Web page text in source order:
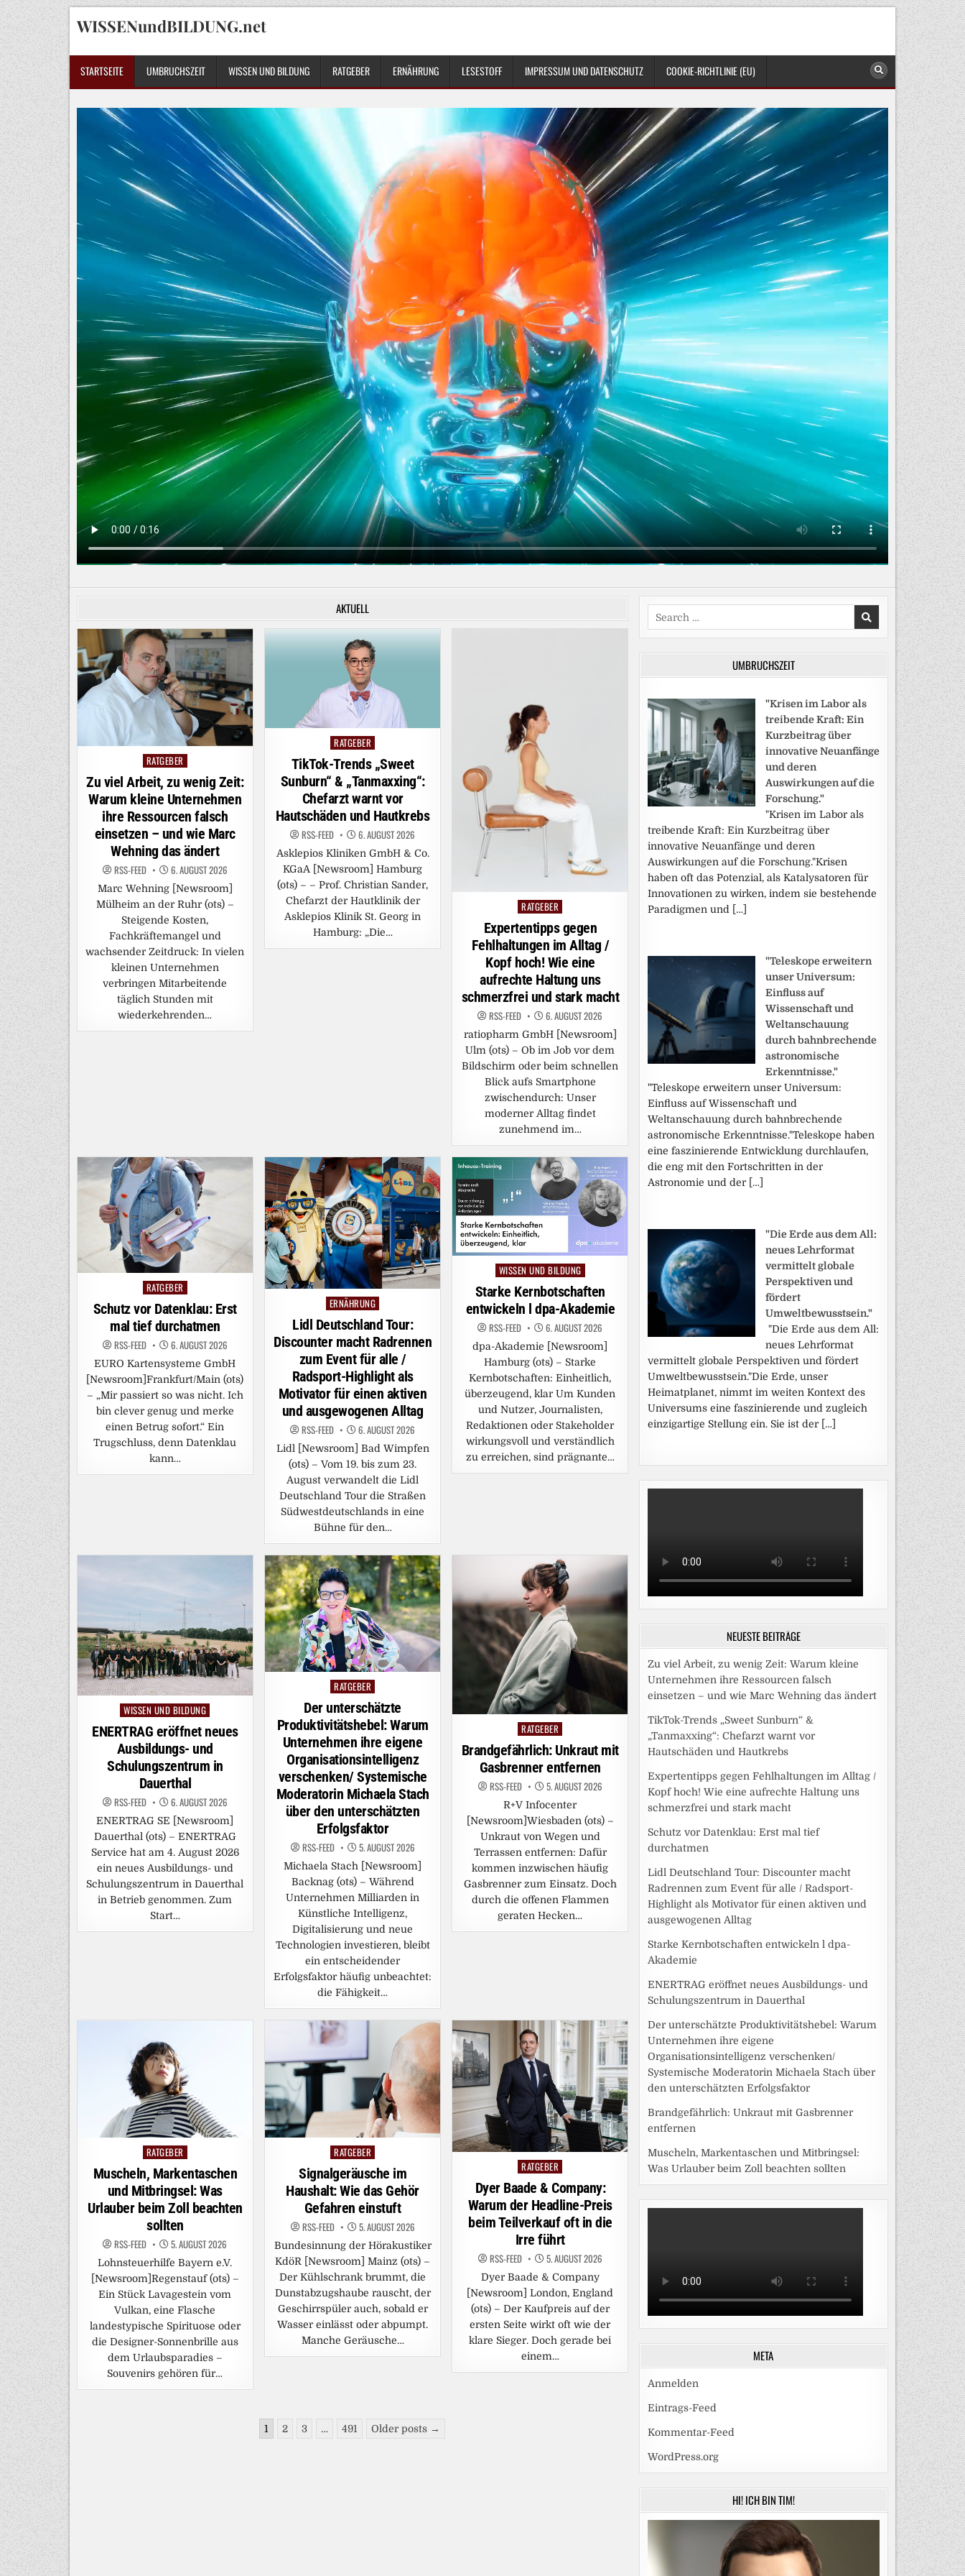
Skip
to
content
WISSENundBILDUNG.net
STARTSEITE UMBRUCHSZEIT WISSEN UND BILDUNG RATGEBER ERNÄHRUNG LESESTOFF IMPRESSUM UND DATENSCHUTZ COOKIE-RICHTLINIE (EU)
AKTUELL
Posted
in
RATGEBER
Zu viel Arbeit, zu wenig Zeit:
Warum kleine Unternehmen
ihre Ressourcen falsch
einsetzen – und wie Marc
Wehning das ändert
RSS-FEED 6. AUGUST 2026
Marc Wehning [Newsroom]
Mülheim an der Ruhr (ots) –
Steigende Kosten,
Fachkräftemangel und
wachsender Zeitdruck: In vielen
kleinen Unternehmen
verbringen Mitarbeitende
täglich Stunden mit
wiederkehrenden…
Posted
in
RATGEBER
TikTok-Trends „Sweet
Sunburn“ & „Tanmaxxing“:
Chefarzt warnt vor
Hautschäden und Hautkrebs
RSS-FEED 6. AUGUST 2026
Asklepios Kliniken GmbH & Co.
KGaA [Newsroom] Hamburg
(ots) – – Prof. Christian Sander,
Chefarzt der Hautklinik der
Asklepios Klinik St. Georg in
Hamburg: „Die…
Posted
in
RATGEBER
Expertentipps gegen
Fehlhaltungen im Alltag /
Kopf hoch! Wie eine
aufrechte Haltung uns
schmerzfrei und stark macht
RSS-FEED 6. AUGUST 2026
ratiopharm GmbH [Newsroom]
Ulm (ots) – Ob im Job vor dem
Bildschirm oder beim schnellen
Blick aufs Smartphone
zwischendurch: Unser
moderner Alltag findet
zunehmend im…
Posted
RATGEBER
Schutz vor Datenklau: Erst
mal tief durchatmen
RSS-FEED 6. AUGUST 2026
EURO Kartensysteme GmbH
[Newsroom]Frankfurt/Main (ots)
– „Mir passiert so was nicht. Ich
bin clever genug und merke
einen Betrug sofort.“ Ein
Trugschluss, denn Datenklau
kann…
Posted
ERNÄHRUNG
Lidl Deutschland Tour:
Discounter macht Radrennen
zum Event für alle /
Radsport-Highlight als
Motivator für einen aktiven
und ausgewogenen Alltag
RSS-FEED 6. AUGUST 2026
Lidl [Newsroom] Bad Wimpfen
(ots) – Vom 19. bis zum 23.
August verwandelt die Lidl
Deutschland Tour die Straßen
Südwestdeutschlands in eine
Bühne für den…
Posted
in
WISSEN UND BILDUNG
Starke Kernbotschaften
entwickeln l dpa-Akademie
RSS-FEED 6. AUGUST 2026
dpa-Akademie [Newsroom]
Hamburg (ots) – Starke
Kernbotschaften: Einheitlich,
überzeugend, klar Um Kunden
und Nutzer, Journalisten,
Redaktionen oder Stakeholder
wirkungsvoll und verständlich
zu erreichen, sind prägnante…
Posted
in
WISSEN UND BILDUNG
ENERTRAG eröffnet neues
Ausbildungs- und
Schulungszentrum in
Dauerthal
RSS-FEED 6. AUGUST 2026
ENERTRAG SE [Newsroom]
Dauerthal (ots) – ENERTRAG
Service hat am 4. August 2026
ein neues Ausbildungs- und
Schulungszentrum in Dauerthal
in Betrieb genommen. Zum
Start…
Posted
in
RATGEBER
Der unterschätzte
Produktivitätshebel: Warum
Unternehmen ihre eigene
Organisationsintelligenz
verschenken/ Systemische
Moderatorin Michaela Stach
über den unterschätzten
Erfolgsfaktor
RSS-FEED 5. AUGUST 2026
Michaela Stach [Newsroom]
Backnag (ots) – Während
Unternehmen Milliarden in
Künstliche Intelligenz,
Digitalisierung und neue
Technologien investieren, bleibt
ein entscheidender
Erfolgsfaktor häufig unbeachtet:
die Fähigkeit…
Posted
in
RATGEBER
Brandgefährlich: Unkraut mit
Gasbrenner entfernen
RSS-FEED 5. AUGUST 2026
R+V Infocenter
[Newsroom]Wiesbaden (ots) –
Unkraut von Wegen und
Terrassen entfernen: Dafür
kommen inzwischen häufig
Gasbrenner zum Einsatz. Doch
durch die offenen Flammen
geraten Hecken…
Posted
RATGEBER
Muscheln, Markentaschen
und Mitbringsel: Was
Urlauber beim Zoll beachten
sollten
RSS-FEED 5. AUGUST 2026
Lohnsteuerhilfe Bayern e.V.
[Newsroom]Regenstauf (ots) –
Ein Stück Lavagestein vom
Vulkan, eine Flasche
landestypische Spirituose oder
die Designer-Sonnenbrille aus
dem Urlaubsparadies –
Souvenirs gehören für…
Posted
in
RATGEBER
Signalgeräusche im
Haushalt: Wie das Gehör
Gefahren einstuft
RSS-FEED 5. AUGUST 2026
Bundesinnung der Hörakustiker
KdöR [Newsroom] Mainz (ots) –
Der Kühlschrank brummt, die
Dunstabzugshaube rauscht, der
Geschirrspüler auch, sobald er
Wasser einlässt oder abpumpt.
Manche Geräusche…
Posted
in
RATGEBER
Dyer Baade & Company:
Warum der Headline-Preis
beim Teilverkauf oft in die
Irre führt
RSS-FEED 5. AUGUST 2026
Dyer Baade & Company
[Newsroom] London, England
(ots) – Der Kaufpreis auf der
ersten Seite wirkt oft wie der
klare Sieger. Doch gerade bei
einem…
Seitennummerierung
1 2 3 … 491 Older posts →
Search
for:
UMBRUCHSZEIT
"Krisen im Labor als
treibende Kraft: Ein
Kurzbeitrag über
innovative Neuanfänge
und deren
Auswirkungen auf die
Forschung."
"Krisen im Labor als
treibende Kraft: Ein Kurzbeitrag über
innovative Neuanfänge und deren
Auswirkungen auf die Forschung."Krisen
haben oft das Potenzial, als Katalysatoren für
Innovationen zu wirken, indem sie bestehende
Paradigmen und […]
"Teleskope erweitern
unser Universum:
Einfluss auf
Wissenschaft und
Weltanschauung
durch bahnbrechende
astronomische
Erkenntnisse."
"Teleskope erweitern unser Universum:
Einfluss auf Wissenschaft und
Weltanschauung durch bahnbrechende
astronomische Erkenntnisse."Teleskope haben
eine faszinierende Entwicklung durchlaufen,
die eng mit den Fortschritten in der
Astronomie und der […]
"Die Erde aus dem All:
neues Lehrformat
vermittelt globale
Perspektiven und
fördert
Umweltbewusstsein."
"Die Erde aus dem All:
neues Lehrformat
vermittelt globale Perspektiven und fördert
Umweltbewusstsein."Die Erde, unser
Heimatplanet, nimmt im weiten Kontext des
Universums eine faszinierende und zugleich
einzigartige Stellung ein. Sie ist der […]
NEUESTE BEITRÄGE
Zu viel Arbeit, zu wenig Zeit: Warum kleine
Unternehmen ihre Ressourcen falsch
einsetzen – und wie Marc Wehning das ändert
TikTok-Trends „Sweet Sunburn“ &
„Tanmaxxing“: Chefarzt warnt vor
Hautschäden und Hautkrebs
Expertentipps gegen Fehlhaltungen im Alltag /
Kopf hoch! Wie eine aufrechte Haltung uns
schmerzfrei und stark macht
Schutz vor Datenklau: Erst mal tief
durchatmen
Lidl Deutschland Tour: Discounter macht
Radrennen zum Event für alle / Radsport-
Highlight als Motivator für einen aktiven und
ausgewogenen Alltag
Starke Kernbotschaften entwickeln l dpa-
Akademie
ENERTRAG eröffnet neues Ausbildungs- und
Schulungszentrum in Dauerthal
Der unterschätzte Produktivitätshebel: Warum
Unternehmen ihre eigene
Organisationsintelligenz verschenken/
Systemische Moderatorin Michaela Stach über
den unterschätzten Erfolgsfaktor
Brandgefährlich: Unkraut mit Gasbrenner
entfernen
Muscheln, Markentaschen und Mitbringsel:
Was Urlauber beim Zoll beachten sollten
META
Anmelden
Eintrags-Feed
Kommentar-Feed
WordPress.org
HI! ICH BIN TIM!